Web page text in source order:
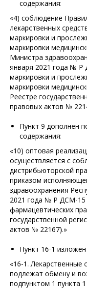
содержания:
«4) соблюдение
лекарственных
маркировки и
маркировки
Министра
января 2021 года №
маркировки и
маркировки
Реестре
правовых актов №
Пункт 9 дополнен
содержания:
«10) оптовая
осуществляется с
дистрибьюторской
приказом
здравоохранения
2021 года № ҚР ДСМ-
фармацевтических
государственной
актов № 22167).»
Пункт 16-1
«16-1. Лекарственные
подлежат обмену и
подпунктом 1 пункта